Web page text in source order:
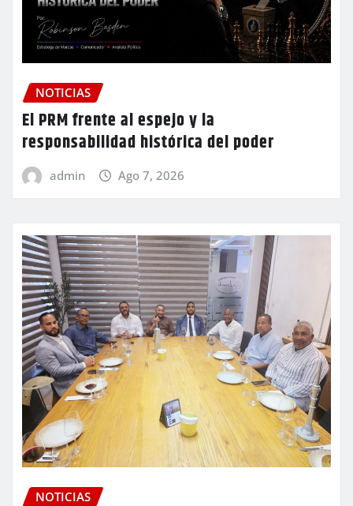
NOTICIAS
El PRM frente al espejo y la
responsabilidad histórica del poder
admin Ago 7, 2026
NOTICIAS